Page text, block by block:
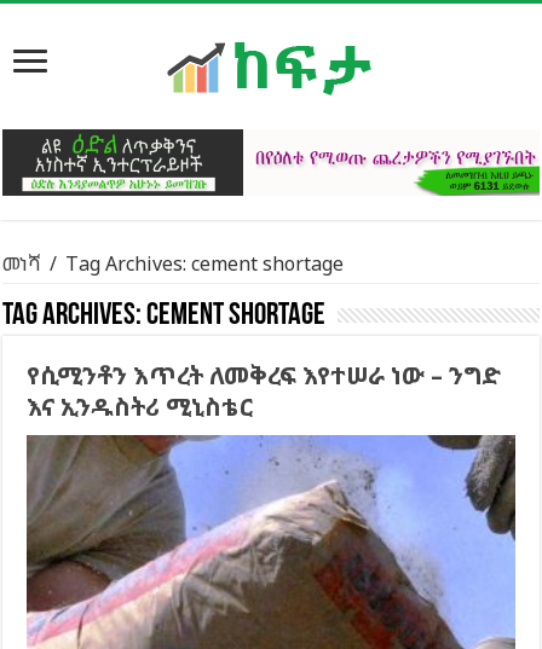
መነሻ / Tag Archives: cement shortage
Tag Archives:cement shortage
የሲሚንቶን እጥረት ለመቅረፍ እየተሠራ ነው – ንግድ
እና ኢንዱስትሪ ሚኒስቴር